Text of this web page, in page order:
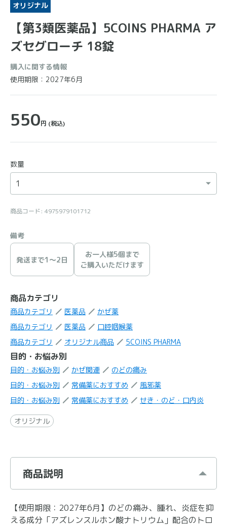
オリジナル
【第3類医薬品】5COINS PHARMA ア
ズセグローチ 18錠
購入に関する情報
使用期限：2027年6月
550円 (税込)
数量
商品コード: 4975979101712
備考
発送まで1〜2日
お一人様5個まで
ご購入いただけます
商品カテゴリ
商品カテゴリ 医薬品
かぜ薬
商品カテゴリ
医薬品
口腔咽喉薬
商品カテゴリ
オリジナル商品 5COINS PHARMA
目的・お悩み別
目的・お悩み別 かぜ関連
のどの痛み
目的・お悩み別
常備薬におすすめ
風邪薬
目的・お悩み別
常備薬におすすめ せき・のど・口内炎
オリジナル
商品説明
【使用期限：2027年6月】のどの痛み、腫れ、炎症を抑
える成分「アズレンスルホン酸ナトリウム」配合のトロ